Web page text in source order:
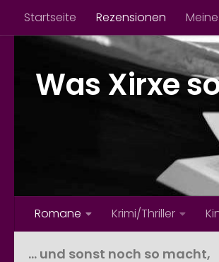
Zum Inhalt springen
Startseite Rezensionen
Was Xirxe
Romane Krimi/Thriller
… und sonst noch so macht,